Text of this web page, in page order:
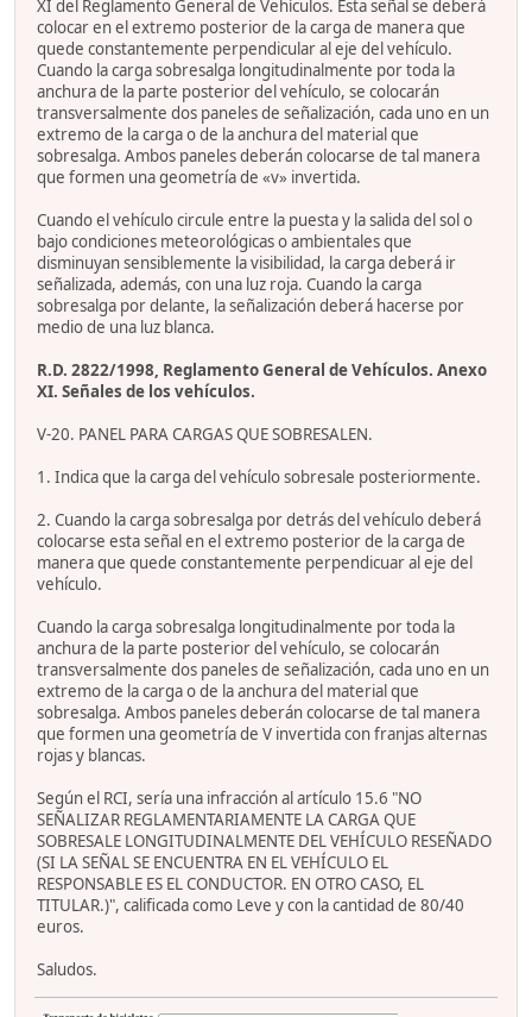
XI del Reglamento General de Vehículos. Esta señal se deberá
colocar en el extremo posterior de la carga de manera que
quede constantemente perpendicular al eje del vehículo.
Cuando la carga sobresalga longitudinalmente por toda la
anchura de la parte posterior del vehículo, se colocarán
transversalmente dos paneles de señalización, cada uno en un
extremo de la carga o de la anchura del material que
sobresalga. Ambos paneles deberán colocarse de tal manera
que formen una geometría de «v» invertida.
Cuando el vehículo circule entre la puesta y la salida del sol o
bajo condiciones meteorológicas o ambientales que
disminuyan sensiblemente la visibilidad, la carga deberá ir
señalizada, además, con una luz roja. Cuando la carga
sobresalga por delante, la señalización deberá hacerse por
medio de una luz blanca.
R.D. 2822/1998, Reglamento General de Vehículos. Anexo
XI. Señales de los vehículos.
V-20. PANEL PARA CARGAS QUE SOBRESALEN.
1. Indica que la carga del vehículo sobresale posteriormente.
2. Cuando la carga sobresalga por detrás del vehículo deberá
colocarse esta señal en el extremo posterior de la carga de
manera que quede constantemente perpendicuar al eje del
vehículo.
Cuando la carga sobresalga longitudinalmente por toda la
anchura de la parte posterior del vehículo, se colocarán
transversalmente dos paneles de señalización, cada uno en un
extremo de la carga o de la anchura del material que
sobresalga. Ambos paneles deberán colocarse de tal manera
que formen una geometría de V invertida con franjas alternas
rojas y blancas.
Según el RCI, sería una infracción al artículo 15.6 "NO
SEÑALIZAR REGLAMENTARIAMENTE LA CARGA QUE
SOBRESALE LONGITUDINALMENTE DEL VEHÍCULO RESEÑADO
(SI LA SEÑAL SE ENCUENTRA EN EL VEHÍCULO EL
RESPONSABLE ES EL CONDUCTOR. EN OTRO CASO, EL
TITULAR.)", calificada como Leve y con la cantidad de 80/40
euros.
Saludos.